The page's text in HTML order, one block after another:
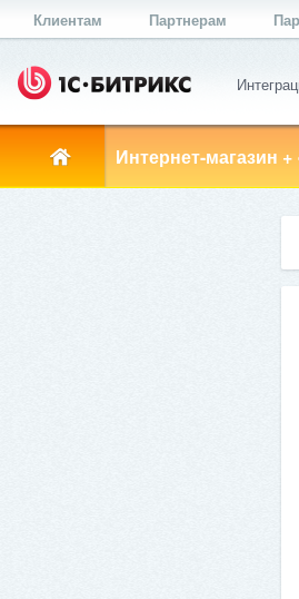
Клиентам Партнерам
Интернет-магазин +